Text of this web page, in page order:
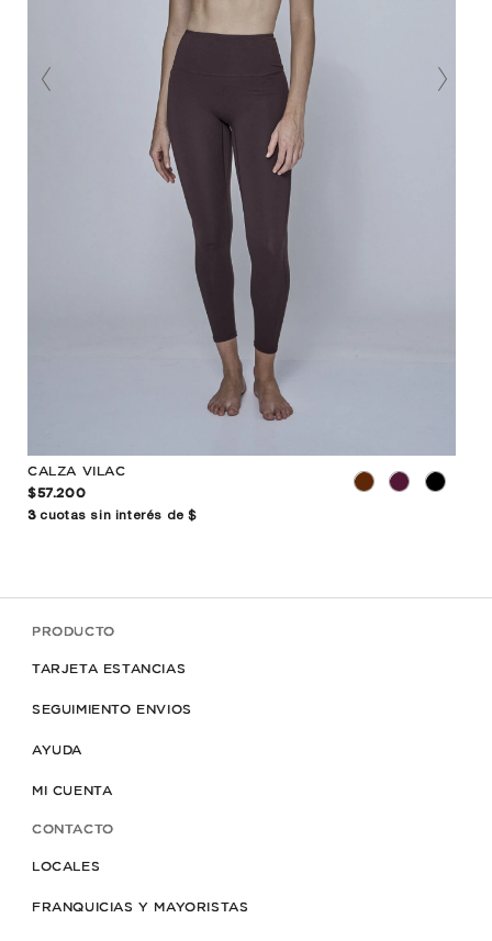
CALZA VILAC
$57.200
3cuotas sin interés de $
PRODUCTO
TARJETA ESTANCIAS
SEGUIMIENTO ENVIOS
AYUDA
MI CUENTA
CONTACTO
LOCALES
FRANQUICIAS Y MAYORISTAS